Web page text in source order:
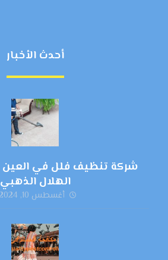
أحدث الأخبار
الهلال الذهبي
أغسطس 10, 2024